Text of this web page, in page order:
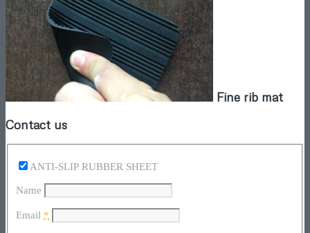
Fine rib mat
Contact us
ANTI-SLIP RUBBER SHEET
Name
Email *